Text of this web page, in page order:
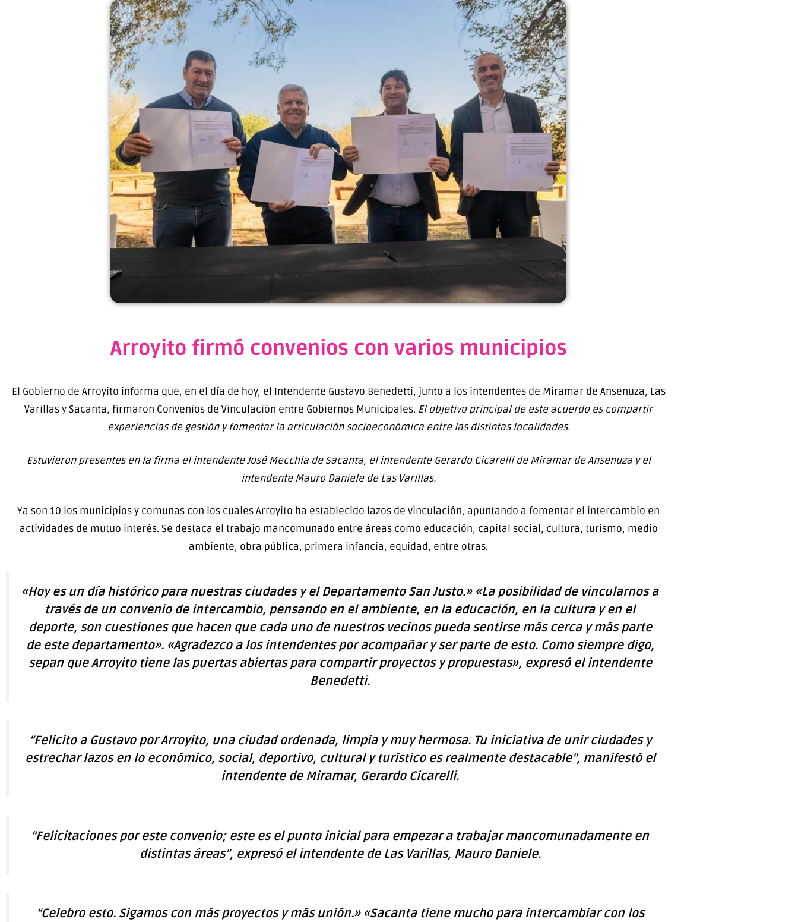
Arroyito firmó convenios con varios municipios
El Gobierno de Arroyito informa que, en el día de hoy, el Intendente Gustavo Benedetti, junto a los intendentes de Miramar de Ansenuza, Las
Varillas y Sacanta, firmaron Convenios de Vinculación entre Gobiernos Municipales. El objetivo principal de este acuerdo es compartir
experiencias de gestión y fomentar la articulación socioeconómica entre las distintas localidades.
Estuvieron presentes en la firma el intendente José Mecchia de Sacanta, el intendente Gerardo Cicarelli de Miramar de Ansenuza y el
intendente Mauro Daniele de Las Varillas.
Ya son 10 los municipios y comunas con los cuales Arroyito ha establecido lazos de vinculación, apuntando a fomentar el intercambio en
actividades de mutuo interés. Se destaca el trabajo mancomunado entre áreas como educación, capital social, cultura, turismo, medio
ambiente, obra pública, primera infancia, equidad, entre otras.
«Hoy es un día histórico para nuestras ciudades y el Departamento San Justo.» «La posibilidad de vincularnos a
través de un convenio de intercambio, pensando en el ambiente, en la educación, en la cultura y en el
deporte, son cuestiones que hacen que cada uno de nuestros vecinos pueda sentirse más cerca y más parte
de este departamento». «Agradezco a los intendentes por acompañar y ser parte de esto. Como siempre digo,
sepan que Arroyito tiene las puertas abiertas para compartir proyectos y propuestas», expresó el intendente
Benedetti.
“Felicito a Gustavo por Arroyito, una ciudad ordenada, limpia y muy hermosa. Tu iniciativa de unir ciudades y
estrechar lazos en lo económico, social, deportivo, cultural y turístico es realmente destacable”, manifestó el
intendente de Miramar, Gerardo Cicarelli.
“Felicitaciones por este convenio; este es el punto inicial para empezar a trabajar mancomunadamente en
distintas áreas”, expresó el intendente de Las Varillas, Mauro Daniele.
“Celebro esto. Sigamos con más proyectos y más unión.» «Sacanta tiene mucho para intercambiar con los